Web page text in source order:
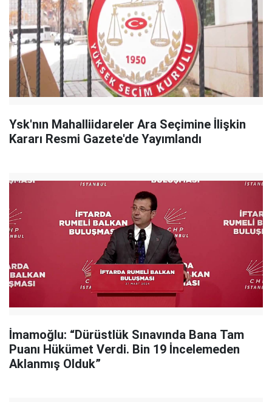
Ysk'nın Mahalliidareler Ara Seçimine İlişkin
Kararı Resmi Gazete'de Yayımlandı
İmamoğlu: “Dürüstlük Sınavında Bana Tam
Puanı Hükümet Verdi. Bin 19 İncelemeden
Aklanmış Olduk”